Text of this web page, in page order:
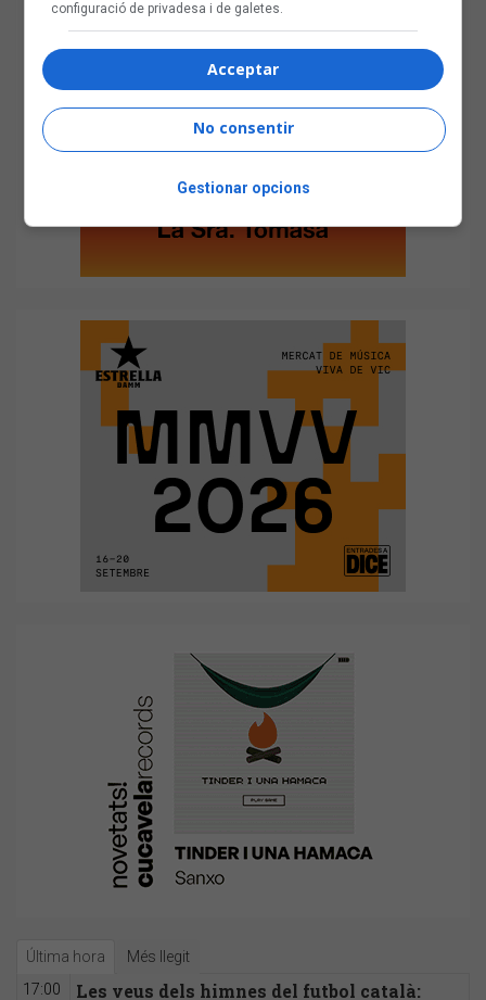
Última hora Més llegit
17:00 Les veus dels himnes del futbol català:
configuració de privadesa i de galetes.
Acceptar
No consentir
Gestionar opcions